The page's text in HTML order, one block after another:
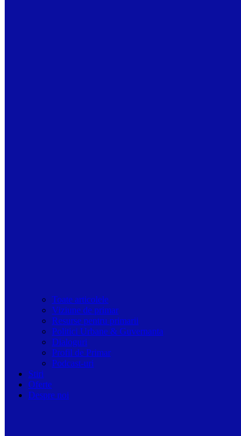
Toate articolele
Viziune de primar
Resurse pentru primarii
Politici Urbane & Guvernanta
Dialoguri
Profil de Primar
Podcast-uri
Stiri
Oferte
Despre noi